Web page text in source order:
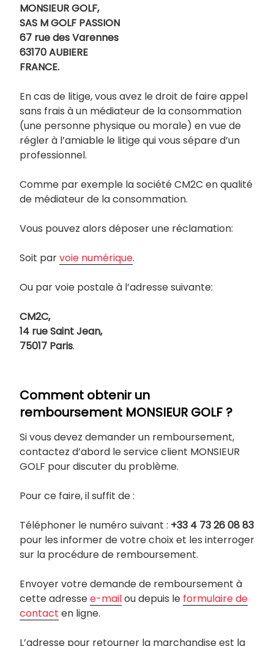
MONSIEUR GOLF,
SAS M GOLF PASSION
67 rue des Varennes
63170 AUBIERE
FRANCE.
En cas de litige, vous avez le droit de faire appel
sans frais à un médiateur de la consommation
(une personne physique ou morale) en vue de
régler à l’amiable le litige qui vous sépare d’un
professionnel.
Comme par exemple la société CM2C en qualité
de médiateur de la consommation.
Vous pouvez alors déposer une réclamation:
Soit parvoie numérique.
Ou par voie postale à l’adresse suivante:
CM2C,
14 rue Saint Jean,
75017 Paris.
Comment obtenir un
remboursement MONSIEUR GOLF ?
Si vous devez demander un remboursement,
contactez d’abord le service client MONSIEUR
GOLF pour discuter du problème.
Pour ce faire, il suffit de :
Téléphoner le numéro suivant : +33 4 73 26 08 83
pour les informer de votre choix et les interroger
sur la procédure de remboursement.
Envoyer votre demande de remboursement à
cette adressee-mailou depuis le formulaire de
contact en ligne.
L’adresse pour retourner la marchandise est la